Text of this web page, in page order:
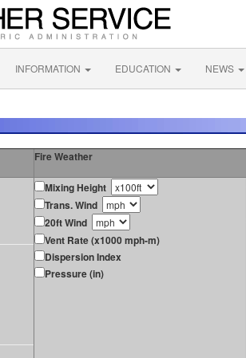
INFORMATION EDUCATION NEWS
Fire Weather
Mixing Height
Trans. Wind
20ft Wind
Vent Rate (x1000 mph-m)
Dispersion Index
Pressure (in)